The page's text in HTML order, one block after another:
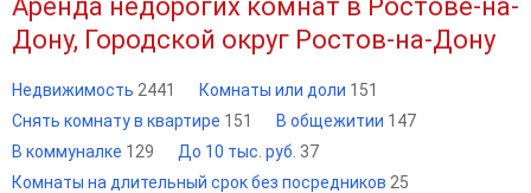
Аренда недорогих комнат в Ростове-на-
Дону, Городской округ Ростов-на-Дону
Недвижимость 2441 Комнаты или доли 151
Снять комнату в квартире 151 В общежитии 147
В коммуналке 129 До 10 тыс. руб. 37
Комнаты на длительный срок без посредников 25